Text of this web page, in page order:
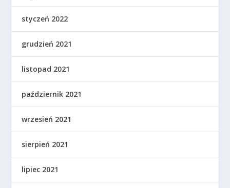
styczeń 2022
grudzień 2021
listopad 2021
październik 2021
wrzesień 2021
sierpień 2021
lipiec 2021